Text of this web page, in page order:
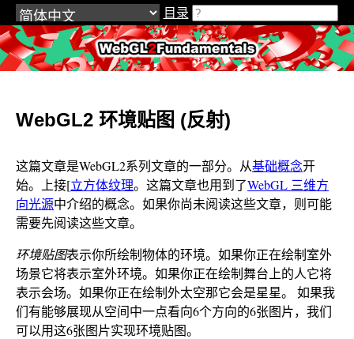
目录
WebGL2Fundamentals.org
WebGL2 环境贴图 (反射)
这篇文章是WebGL2系列文章的一部分。从基础概念开
始。上接[立方体纹理。这篇文章也用到了WebGL 三维方
向光源中介绍的概念。如果你尚未阅读这些文章，则可能
需要先阅读这些文章。
环境贴图表示你所绘制物体的环境。如果你正在绘制室外
场景它将表示室外环境。如果你正在绘制舞台上的人它将
表示会场。如果你正在绘制外太空那它会是星星。 如果我
们有能够展现从空间中一点看向6个方向的6张图片，我们
可以用这6张图片实现环境贴图。